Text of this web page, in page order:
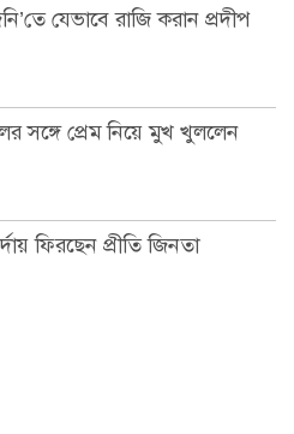
যেভাবে রাজি করান প্রদীপ
সঙ্গে প্রেম নিয়ে মুখ খুললেন
ফিরছেন প্রীতি জিনতা